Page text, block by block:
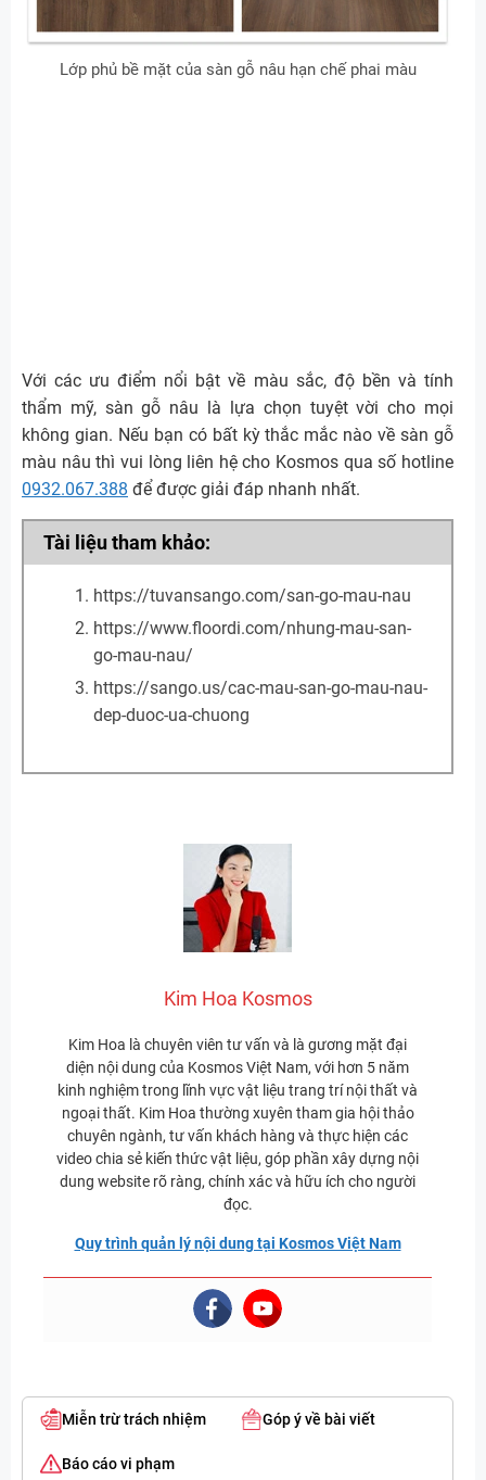
Lớp phủ bề mặt của sàn gỗ nâu hạn chế phai màu
Với các ưu điểm nổi bật về màu sắc, độ bền và tính
thẩm mỹ, sàn gỗ nâu là lựa chọn tuyệt vời cho mọi
không gian. Nếu bạn có bất kỳ thắc mắc nào về sàn gỗ
màu nâu thì vui lòng liên hệ cho Kosmos qua số hotline
0932.067.388 để được giải đáp nhanh nhất.
Tài liệu tham khảo:
https://tuvansango.com/san-go-mau-nau
https://www.floordi.com/nhung-mau-san-
go-mau-nau/
https://sango.us/cac-mau-san-go-mau-nau-
dep-duoc-ua-chuong
Kim Hoa Kosmos
Kim Hoa là chuyên viên tư vấn và là gương mặt đại
diện nội dung của Kosmos Việt Nam, với hơn 5 năm
kinh nghiệm trong lĩnh vực vật liệu trang trí nội thất và
ngoại thất. Kim Hoa thường xuyên tham gia hội thảo
chuyên ngành, tư vấn khách hàng và thực hiện các
video chia sẻ kiến thức vật liệu, góp phần xây dựng nội
dung website rõ ràng, chính xác và hữu ích cho người
đọc.
Quy trình quản lý nội dung tại Kosmos Việt Nam
Miễn trừ trách nhiệm Góp ý về bài viết
Báo cáo vi phạm